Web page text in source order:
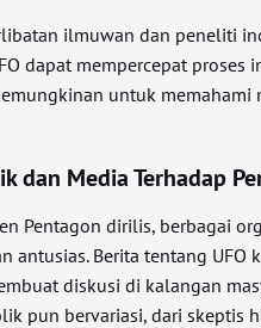
ilmuwan dan peneliti
dapat mempercepat proses
untuk memahami
dan Media Terhadap
Pentagon dirilis, berbagai
antusias. Berita tentang UFO
diskusi di kalangan
pun bervariasi, dari skeptis